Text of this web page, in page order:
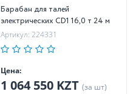
Барабан для талей
электрических CD1 16,0 т 24 м
Артикул: 224331
Цена:
1 064 550 KZT (за шт)